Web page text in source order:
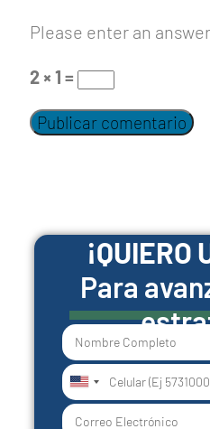
Please enter an
2 × 1 =
¡QUIERO
Para
United
States